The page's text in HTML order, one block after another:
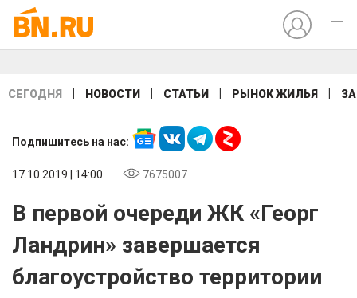
СЕГОДНЯ НОВОСТИ СТАТЬИ РЫНОК ЖИЛЬЯ
Подпишитесь на нас:
17.10.2019 | 14:00 7675007
В первой очереди ЖК «Георг
Ландрин» завершается
благоустройство территории